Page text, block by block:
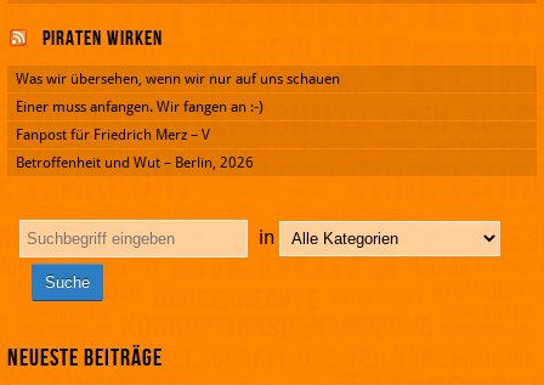
Piraten wirken
Was wir übersehen, wenn wir nur auf uns schauen
Einer muss anfangen. Wir fangen an :-)
Fanpost für Friedrich Merz – V
Betroffenheit und Wut – Berlin, 2026
in
Neueste Beiträge